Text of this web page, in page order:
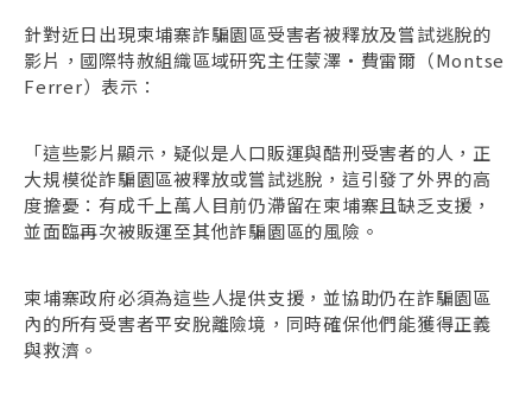
針對近日出現柬埔寨詐騙園區受害者被釋放及嘗試逃脫的
影片，國際特赦組織區域研究主任蒙澤・費雷爾（Montse
Ferrer）表示：
「這些影片顯示，疑似是人口販運與酷刑受害者的人，正
大規模從詐騙園區被釋放或嘗試逃脫，這引發了外界的高
度擔憂：有成千上萬人目前仍滯留在柬埔寨且缺乏支援，
並面臨再次被販運至其他詐騙園區的風險。
柬埔寨政府必須為這些人提供支援，並協助仍在詐騙園區
內的所有受害者平安脫離險境，同時確保他們能獲得正義
與救濟。